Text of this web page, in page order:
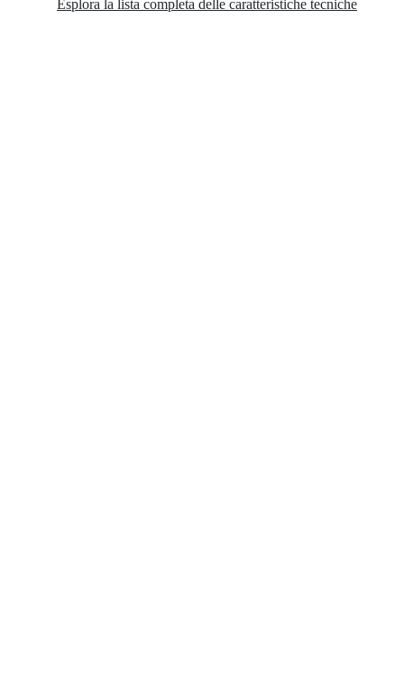
Esplora la lista completa delle caratteristiche tecniche